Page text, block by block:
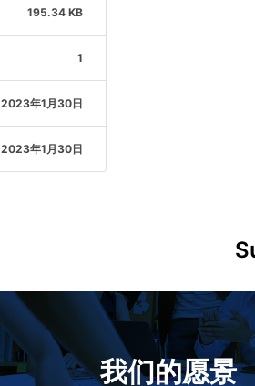
195.34 KB
1
2023年1月30日
2023年1月30日
我们的愿景
作为一个负责任的企业公民，在全球提供
及的药物，传递我们的价值。